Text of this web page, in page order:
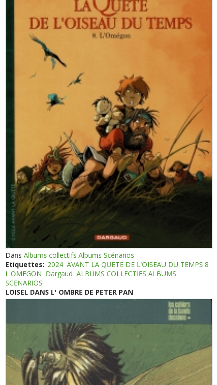
DansAlbums collectifs Albums Scénarios
Etiquettes: 2024 AVANT LA QUETE DE L'OISEAU DU TEMPS 8
L'OMEGON Dargaud ALBUMS COLLECTIFS ALBUMS
SCENARIOS
LOISEL DANS L' OMBRE DE PETER PAN